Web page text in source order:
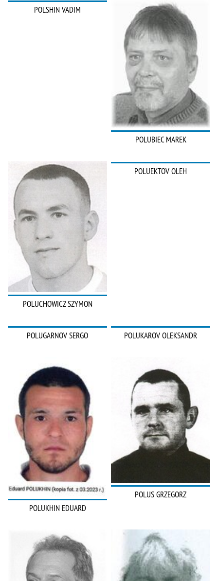
POLSHIN VADIM
POLUBIEC MAREK
POLUCHOWICZ SZYMON
POLUEKTOV OLEH
POLUGARNOV SERGO POLUKAROV OLEKSANDR
POLUKHIN EDUARD
POLUS GRZEGORZ